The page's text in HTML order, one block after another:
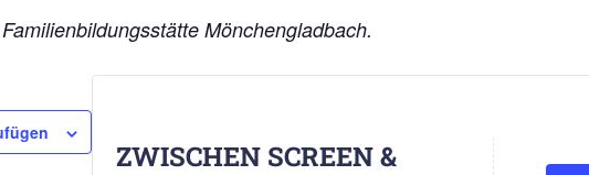
Mönchengladbach.
ZWISCHEN SCREEN &